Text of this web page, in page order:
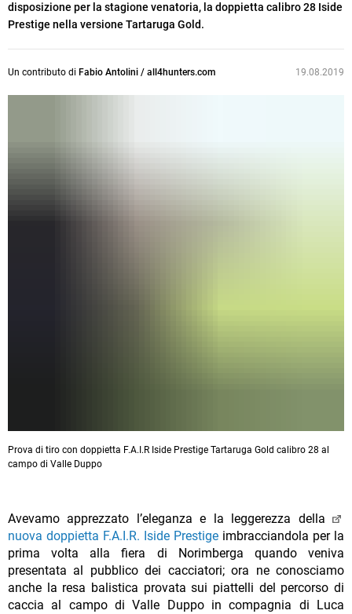
disposizione per la stagione venatoria, la doppietta calibro 28 Iside
Prestige nella versione Tartaruga Gold.
Un contributo di Fabio Antolini / all4hunters.com 19.08.2019
Prova di tiro con doppietta F.A.I.R Iside Prestige Tartaruga Gold calibro 28 al
campo di Valle Duppo
Avevamo apprezzato l’eleganza e la leggerezza della
nuova doppietta F.A.I.R. Iside Prestige imbracciandola per la
prima volta alla fiera di Norimberga quando veniva
presentata al pubblico dei cacciatori; ora ne conosciamo
anche la resa balistica provata sui piattelli del percorso di
caccia al campo di Valle Duppo in compagnia di Luca